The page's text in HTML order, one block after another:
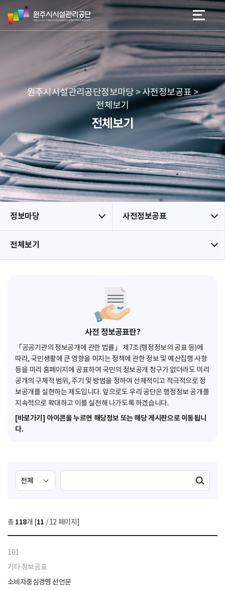
네
본문 바로가기
메뉴 바로가기
원
주
시
리
공
단
원주시시설관리공단정보마당 > 사전정보공표 >
전체보기
전체보기
정보마당 사전정보공표
전체보기
사전 정보공표란?
「공공기관의 정보공개에 관한 법률」 제7조(행정정보의 공표 등)에
따라, 국민생활에 큰 영향을 미치는 정책에 관한 정보 및 예산집행 사항
등을 미리 홈페이지에 공표하여 국민의 정보공개 청구가 없더라도 미리
공개의 구체적 범위, 주기 및 방법을 정하여 선제적이고 적극적으로 정
보공개를 실현하는 제도입니다. 앞으로도 우리 공단은 행정정보 공개를
지속적으로 확대하고 이를 실천해 나가도록 하겠습니다.
[바로가기] 아이콘을 누르면 해당정보 또는 해당 게시판으로 이동됩니
다.
검
색
선
택
색
검색실행
총 118개 [11 / 12 페이지]
101
기타 정보공표
소비자중심경영 선언문